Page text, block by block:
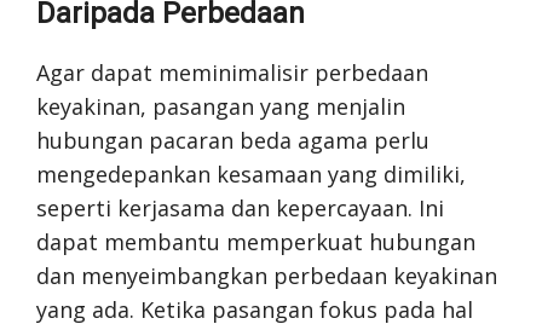
Daripada Perbedaan
Agar dapat meminimalisir perbedaan
keyakinan, pasangan yang menjalin
hubungan pacaran beda agama perlu
mengedepankan kesamaan yang dimiliki,
seperti kerjasama dan kepercayaan. Ini
dapat membantu memperkuat hubungan
dan menyeimbangkan perbedaan keyakinan
yang ada. Ketika pasangan fokus pada hal